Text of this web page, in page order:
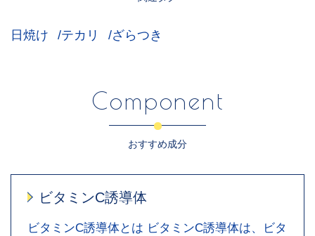
日焼け テカリ ざらつき
Component
おすすめ成分
ビタミンC誘導体
ビタミンC誘導体とは ビタミンC誘導体は、ビタ